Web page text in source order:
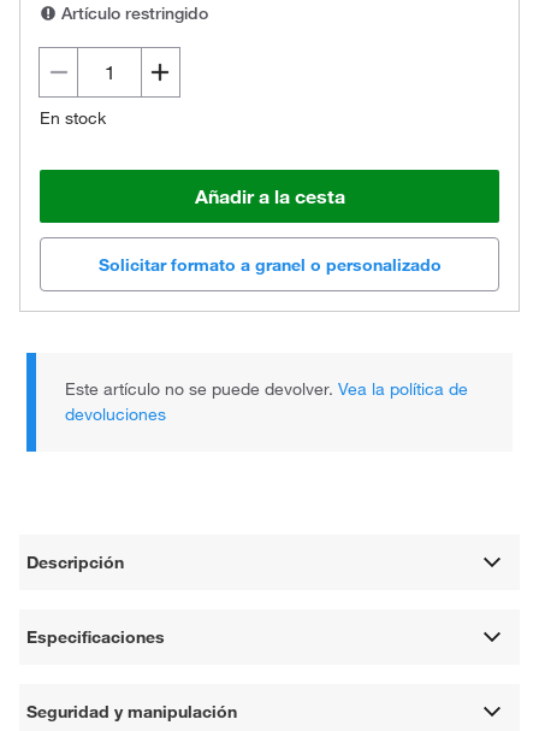
Artículo restringido
En stock
Añadir a la cesta
Solicitar formato a granel o personalizado
Este artículo no se puede devolver.Vea la política de
devoluciones
Descripción
Especificaciones
Seguridad y manipulación